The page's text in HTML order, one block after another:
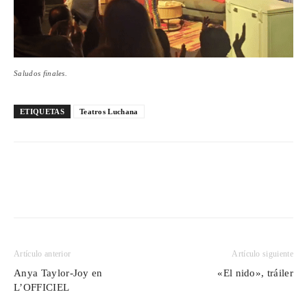
Saludos finales.
ETIQUETAS Teatros Luchana
Artículo anterior
Anya Taylor-Joy en
L’OFFICIEL
Artículo siguiente
«El nido», tráiler